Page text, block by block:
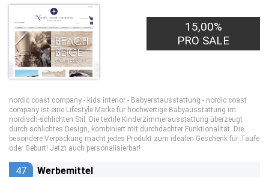
15,00%
PRO SALE
nordic coast company - kids interior - Babyerstausstattung - nordic coast
company ist eine Lifestyle Marke für hochwertige Babyausstattung im
nordisch-schlichten Stil. Die textile Kinderzimmerausstattung überzeugt
durch schlichtes Design, kombiniert mit durchdachter Funktionalität. Die
besondere Verpackung macht jedes Produkt zum idealen Geschenk für Taufe
oder Geburt! Jetzt auch personalisierbar!
47 Werbemittel